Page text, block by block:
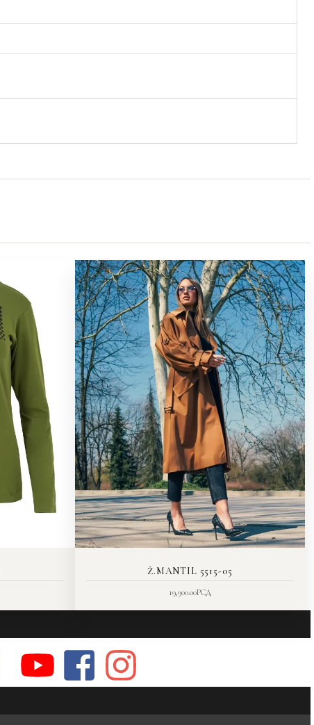
Ž.MANTIL 5515-05
19,900.00РСД